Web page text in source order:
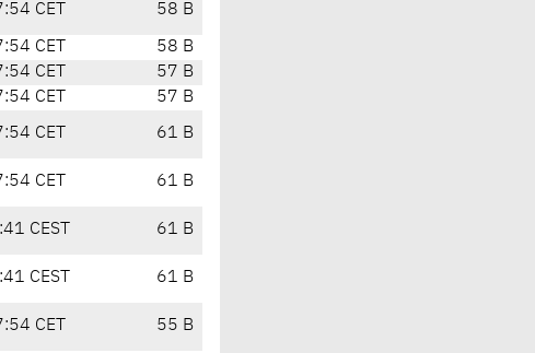
CET 58 B
CET
58 B
CET
57 B
CET
57 B
CET 61 B
CET 61 B
CEST 61 B
CEST 61 B
CET 55 B